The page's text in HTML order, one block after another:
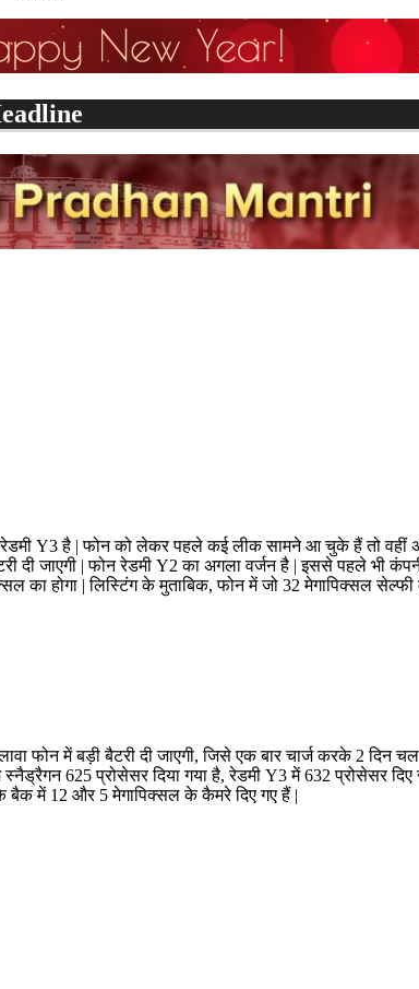
रेडमी Y3 है | फोन को लेकर पहले कई लीक सामने आ चुके हैं तो
दी जाएगी | फोन रेडमी Y2 का अगला वर्जन है | इससे पहले भी
का होगा | लिस्टिंग के मुताबिक, फोन में जो 32 मेगापिक्सल
में बड़ी बैटरी दी जाएगी, जिसे एक बार चार्ज करके 2 दिन
625 प्रोसेसर दिया गया है, रेडमी Y3 में 632 प्रोसेसर
बैक में 12 और 5 मेगापिक्सल के कैमरे दिए गए हैं |